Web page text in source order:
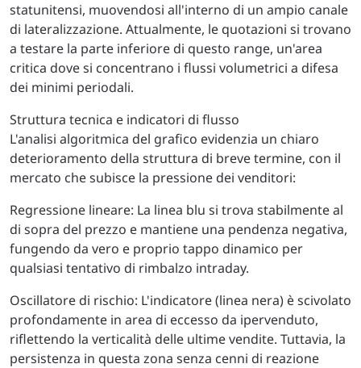
statunitensi, muovendosi all'interno di un ampio canale
di lateralizzazione. Attualmente, le quotazioni si trovano
a testare la parte inferiore di questo range, un'area
critica dove si concentrano i flussi volumetrici a difesa
dei minimi periodali.
Struttura tecnica e indicatori di flusso
L'analisi algoritmica del grafico evidenzia un chiaro
deterioramento della struttura di breve termine, con il
mercato che subisce la pressione dei venditori:
Regressione lineare: La linea blu si trova stabilmente al
di sopra del prezzo e mantiene una pendenza negativa,
fungendo da vero e proprio tappo dinamico per
qualsiasi tentativo di rimbalzo intraday.
Oscillatore di rischio: L'indicatore (linea nera) è scivolato
profondamente in area di eccesso da ipervenduto,
riflettendo la verticalità delle ultime vendite. Tuttavia, la
persistenza in questa zona senza cenni di reazione